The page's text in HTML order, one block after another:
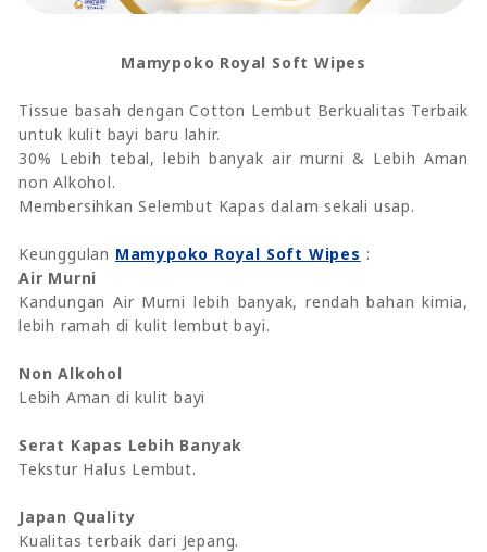
Mamypoko Royal Soft Wipes
Tissue basah dengan Cotton Lembut Berkualitas Terbaik
untuk kulit bayi baru lahir.
30% Lebih tebal, lebih banyak air murni & Lebih Aman
non Alkohol.
Membersihkan Selembut Kapas dalam sekali usap.
Keunggulan Mamypoko Royal Soft Wipes :
Air Murni
Kandungan Air Murni lebih banyak, rendah bahan kimia,
lebih ramah di kulit lembut bayi.
Non Alkohol
Lebih Aman di kulit bayi
Serat Kapas Lebih Banyak
Tekstur Halus Lembut.
Japan Quality
Kualitas terbaik dari Jepang.